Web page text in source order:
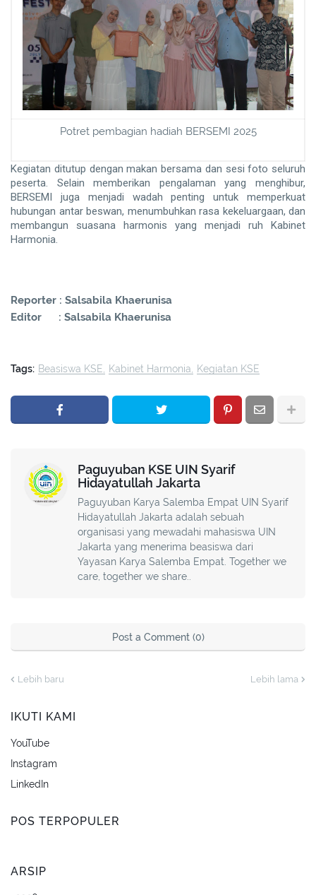
Potret pembagian hadiah BERSEMI 2025
Kegiatan ditutup dengan makan bersama dan sesi foto seluruh
peserta. Selain memberikan pengalaman yang menghibur,
BERSEMI juga menjadi wadah penting untuk memperkuat
hubungan antar beswan, menumbuhkan rasa kekeluargaan, dan
membangun suasana harmonis yang menjadi ruh Kabinet
Harmonia.
Reporter : Salsabila Khaerunisa
Editor : Salsabila Khaerunisa
Tags: Beasiswa KSE Kabinet Harmonia Kegiatan KSE
Paguyuban KSE UIN Syarif
Hidayatullah Jakarta
Paguyuban Karya Salemba Empat UIN Syarif
Hidayatullah Jakarta adalah sebuah
organisasi yang mewadahi mahasiswa UIN
Jakarta yang menerima beasiswa dari
Yayasan Karya Salemba Empat. Together we
care, together we share..
Post a Comment (0)
Lebih baru Lebih lama
IKUTI KAMI
YouTube
Instagram
LinkedIn
POS TERPOPULER
ARSIP